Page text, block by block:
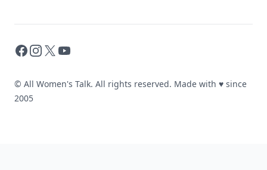
Facebook
Instagram
X YouTube
© All Women's Talk. All rights reserved. Made with ♥ since
2005